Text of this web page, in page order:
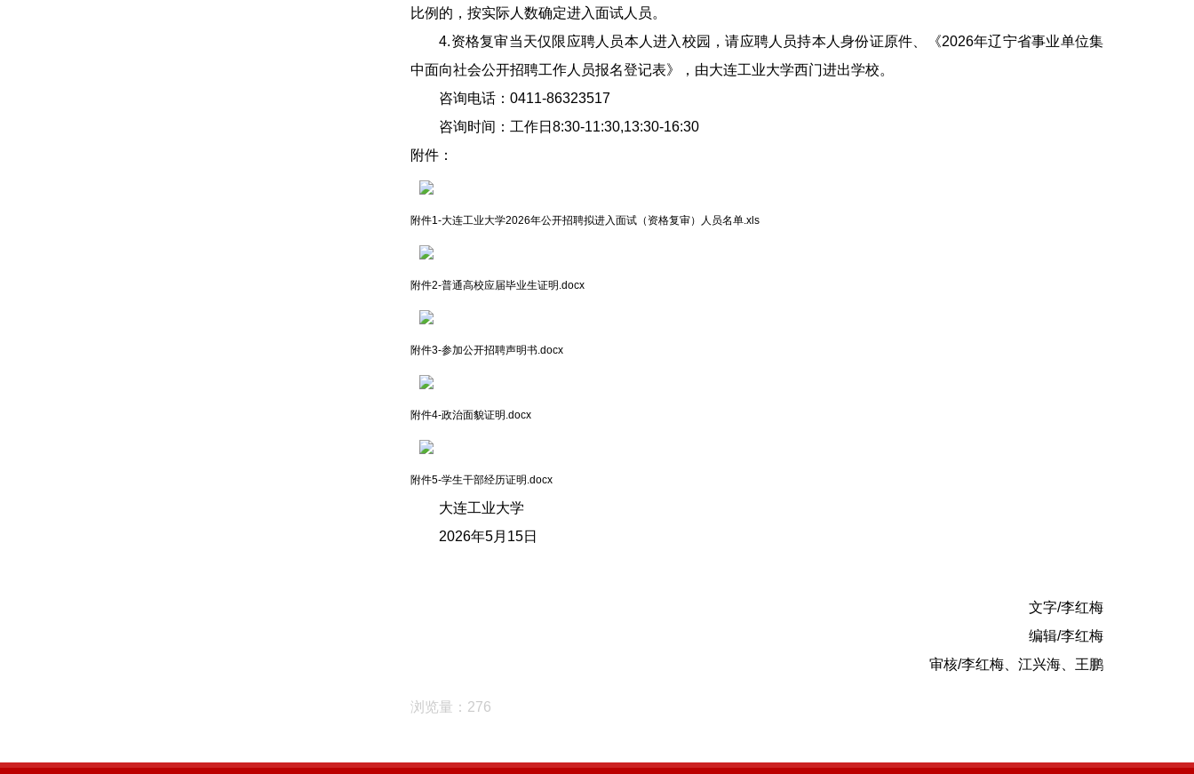
比例的，按实际人数确定进入面试人员。
4.资格复审当天仅限应聘人员本人进入校园，请应聘人员持本人身份证原件、《2026年辽宁省事业单位集
中面向社会公开招聘工作人员报名登记表》，由大连工业大学西门进出学校。
咨询电话：0411-86323517
咨询时间：工作日8:30-11:30,13:30-16:30
附件：
附件1-大连工业大学2026年公开招聘拟进入面试（资格复审）人员名单.xls
附件2-普通高校应届毕业生证明.docx
附件3-参加公开招聘声明书.docx
附件4-政治面貌证明.docx
附件5-学生干部经历证明.docx
大连工业大学
2026年5月15日
文字/李红梅
编辑/李红梅
审核/李红梅、江兴海、王鹏
浏览量：276